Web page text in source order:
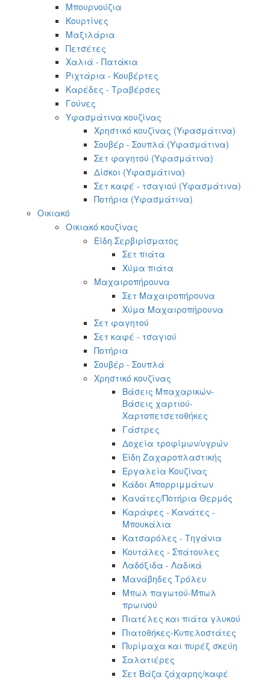
Μπουρνούζια
Κουρτίνες
Μαξιλάρια
Πετσέτες
Χαλιά - Πατάκια
Ριχτάρια - Κουβέρτες
Καρέδες - Τραβέρσες
Γούνες
Υφασμάτινα κουζίνας
Χρηστικό κουζίνας (Υφασμάτινα)
Σουβέρ - Σουπλά (Υφασμάτινα)
Σετ φαγητού (Υφασμάτινα)
Δίσκοι (Υφασμάτινα)
Σετ καφέ - τσαγιού (Υφασμάτινα)
Ποτήρια (Υφασμάτινα)
Οικιακό
Οικιακό κουζίνας
Είδη Σερβιρίσματος
Σετ πιάτα
Χύμα πιάτα
Μαχαιροπήρουνα
Σετ Μαχαιροπήρουνα
Χύμα Μαχαιροπήρουνα
Σετ φαγητού
Σετ καφέ - τσαγιού
Ποτήρια
Σουβέρ - Σουπλά
Χρηστικό κουζίνας
Βάσεις Μπαχαρικών-
Βάσεις χαρτιού-
Χαρτοπετσετοθήκες
Γάστρες
Δοχεία τροφίμων/υγρών
Είδη Ζαχαροπλαστικής
Εργαλεία Κουζίνας
Κάδοι Απορριμμάτων
Κανάτες/Ποτήρια Θερμός
Καράφες - Κανάτες -
Μπουκάλια
Κατσαρόλες - Τηγάνια
Κουτάλες - Σπάτουλες
Λαδόξιδα - Λαδικά
Μανάβηδες Τρόλευ
Μπωλ παγωτού-Μπωλ
πρωινού
Πιατέλες και πιάτα γλυκού
Πιατοθήκες-Κυπελοστάτες
Πυρίμαχα και πυρέξ σκεύη
Σαλατιέρες
Σετ Βάζα ζάχαρης/καφέ